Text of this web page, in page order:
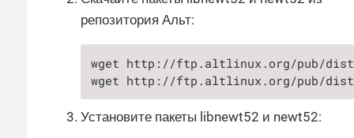
репозитория Альт:
wget http://ftp.altlinux.org/pub/
wget http://ftp.altlinux.org/pub/
Установите пакеты libnewt52 и newt52: